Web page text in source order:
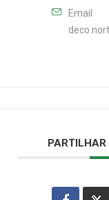
Email
PARTILHAR